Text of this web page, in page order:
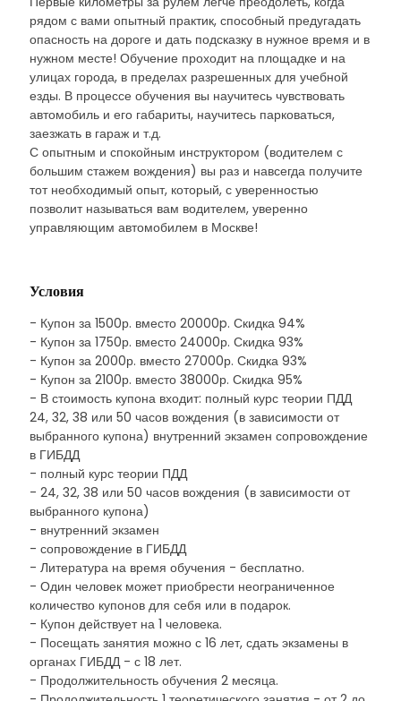
рядом с вами опытный практик, способный предугадать
опасность на дороге и дать подсказку в нужное время и в
нужном месте! Обучение проходит на площадке и на
улицах города, в пределах разрешенных для учебной
езды. В процессе обучения вы научитесь чувствовать
автомобиль и его габариты, научитесь парковаться,
заезжать в гараж и т.д.
С опытным и спокойным инструктором (водителем с
большим стажем вождения) вы раз и навсегда получите
тот необходимый опыт, который, с уверенностью
позволит называться вам водителем, уверенно
управляющим автомобилем в Москве!
Условия
- Купон за 1500р. вместо 20000p. Скидка 94%
- Купон за 1750р. вместо 24000р. Скидка 93%
- Купон за 2000р. вместо 27000р. Скидка 93%
- Купон за 2100р. вместо 38000р. Скидка 95%
- В стоимость купона входит: полный курс теории ПДД
24, 32, 38 или 50 часов вождения (в зависимости от
выбранного купона) внутренний экзамен сопровождение
в ГИБДД
- полный курс теории ПДД
- 24, 32, 38 или 50 часов вождения (в зависимости от
выбранного купона)
- внутренний экзамен
- сопровождение в ГИБДД
- Литература на время обучения - бесплатно.
- Один человек может приобрести неограниченное
количество купонов для себя или в подарок.
- Купон действует на 1 человека.
- Посещать занятия можно с 16 лет, сдать экзамены в
органах ГИБДД - с 18 лет.
- Продолжительность обучения 2 месяца.